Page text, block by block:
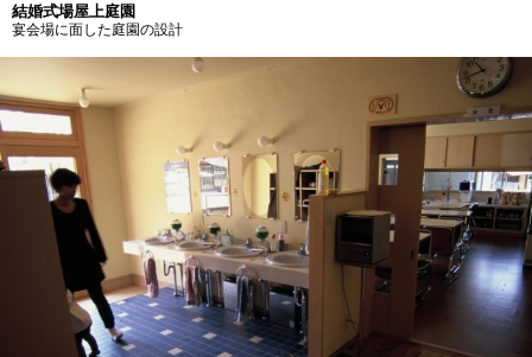
結婚式場屋上庭園
宴会場に面した庭園の設計